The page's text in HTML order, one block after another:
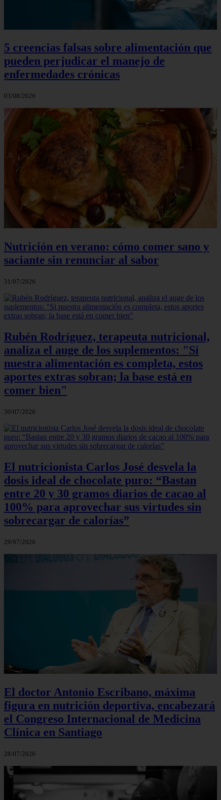
5 creencias falsas sobre alimentación que
pueden perjudicar el manejo de
enfermedades crónicas
03/08/2026
Nutrición en verano: cómo comer sano y
saciante sin renunciar al sabor
31/07/2026
Rubén Rodríguez, terapeuta nutricional,
analiza el auge de los suplementos: "Si
nuestra alimentación es completa, estos
aportes extras sobran; la base está en
comer bien"
30/07/2026
El nutricionista Carlos José desvela la
dosis ideal de chocolate puro: “Bastan
entre 20 y 30 gramos diarios de cacao al
100% para aprovechar sus virtudes sin
sobrecargar de calorías”
29/07/2026
El doctor Antonio Escribano, máxima
figura en nutrición deportiva, encabezará
el Congreso Internacional de Medicina
Clínica en Santiago
28/07/2026